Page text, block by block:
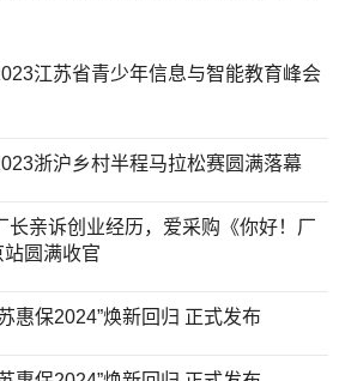
江苏省青少年信息与智能教育峰会
浙沪乡村半程马拉松赛圆满落幕
长亲诉创业经历，爱采购《你好！厂
圆满收官
惠保2024”焕新回归 正式发布